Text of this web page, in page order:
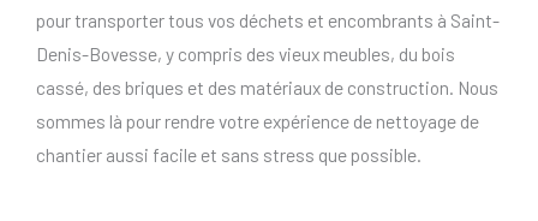
pour transporter tous vos déchets et encombrants à Saint-
Denis-Bovesse, y compris des vieux meubles, du bois
cassé, des briques et des matériaux de construction. Nous
sommes là pour rendre votre expérience de nettoyage de
chantier aussi facile et sans stress que possible.